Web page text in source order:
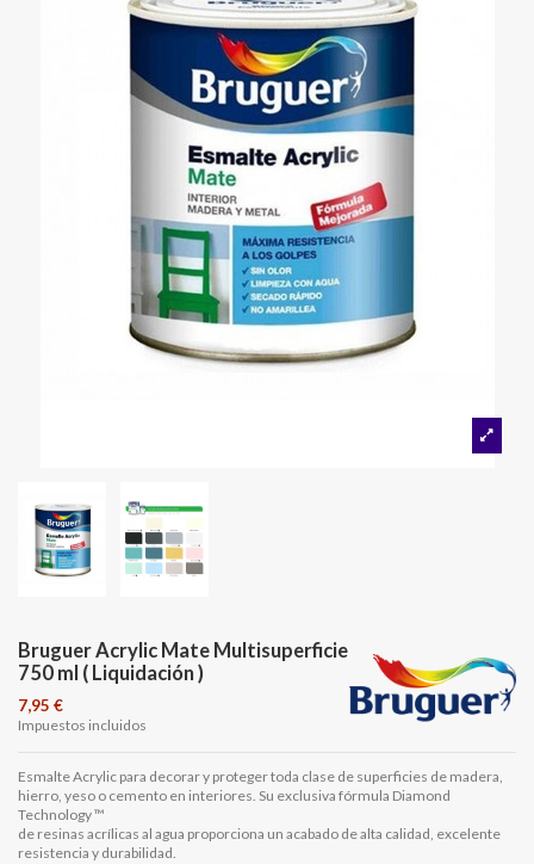
Bruguer Acrylic Mate Multisuperficie
750 ml ( Liquidación )
7,95 €
Impuestos incluidos
Esmalte Acrylic para decorar y proteger toda clase de superficies de madera,
hierro, yeso o cemento en interiores. Su exclusiva fórmula Diamond
Technology ™
de resinas acrílicas al agua proporciona un acabado de alta calidad, excelente
resistencia y durabilidad.